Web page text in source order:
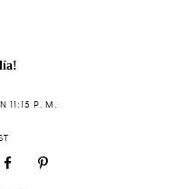
11:15 P. M.